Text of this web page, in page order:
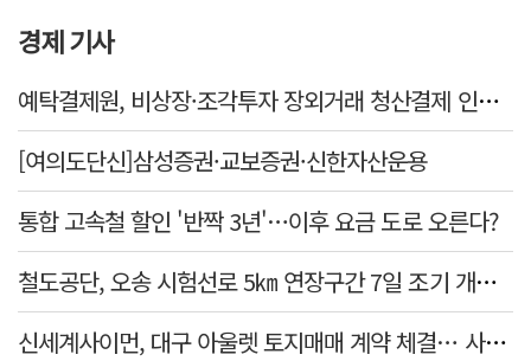
경제 기사
예탁결제원, 비상장·조각투자 장외거래 청산결제 인프라 구축 착수…연내 가동
[여의도단신]삼성증권·교보증권·신한자산운용
통합 고속철 할인 '반짝 3년'…이후 요금 도로 오른다?
철도공단, 오송 시험선로 5㎞ 연장구간 7일 조기 개통…LA 메트로 사업 지원
신세계사이먼, 대구 아울렛 토지매매 계약 체결… 사업 본궤도